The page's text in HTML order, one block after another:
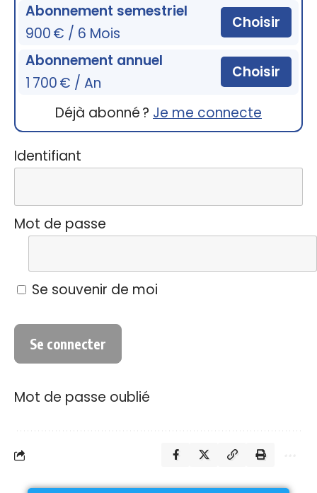
Abonnement semestriel
900 € / 6 Mois
Choisir
Abonnement annuel
1 700 € / An
Choisir
Déjà abonné ? Je me connecte
Identifiant
Mot de passe
Se souvenir de moi
Mot de passe oublié